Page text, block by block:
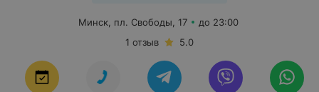
Минск, пл. Свободы, 17
до 23:00
1 отзыв
5.0